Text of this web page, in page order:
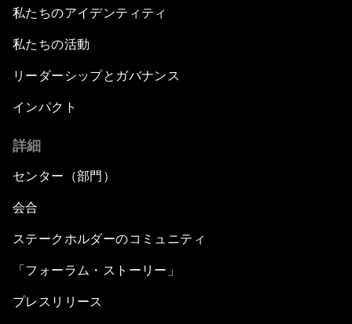
私たちのアイデンティティ
私たちの活動
リーダーシップとガバナンス
インパクト
詳細
センター（部門）
会合
ステークホルダーのコミュニティ
「フォーラム・ストーリー」
プレスリリース